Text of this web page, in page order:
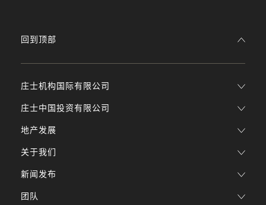
庄士机构国际有限公司
庄士中国投资有限公司
地产发展
关于我们
新闻发布
团队
回到顶部